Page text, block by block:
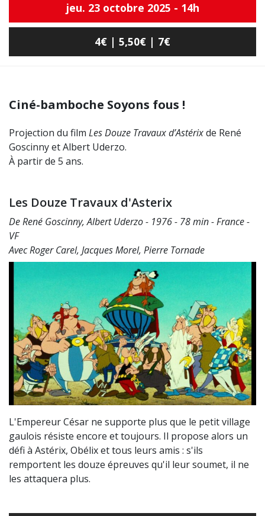
jeu. 23 octobre 2025 - 14h
4€ | 5,50€ | 7€
Ciné-bamboche Soyons fous !
Projection du film Les Douze Travaux d’Astérixde René
Goscinny et Albert Uderzo.
À partir de 5 ans.
Les Douze Travaux d'Asterix
De René Goscinny, Albert Uderzo - 1976 - 78 min - France -
VF
Avec Roger Carel, Jacques Morel, Pierre Tornade
L'Empereur César ne supporte plus que le petit village
gaulois résiste encore et toujours. Il propose alors un
défi à Astérix, Obélix et tous leurs amis : s'ils
remportent les douze épreuves qu'il leur soumet, il ne
les attaquera plus.